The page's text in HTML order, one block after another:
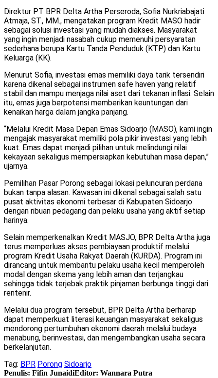
Direktur PT BPR Delta Artha Perseroda, Sofia Nurkriabajati
Atmaja, ST., MM., mengatakan program Kredit MASO hadir
sebagai solusi investasi yang mudah diakses. Masyarakat
yang ingin menjadi nasabah cukup memenuhi persyaratan
sederhana berupa Kartu Tanda Penduduk (KTP) dan Kartu
Keluarga (KK).
Menurut Sofia, investasi emas memiliki daya tarik tersendiri
karena dikenal sebagai instrumen safe haven yang relatif
stabil dan mampu menjaga nilai aset dari tekanan inflasi. Selain
itu, emas juga berpotensi memberikan keuntungan dari
kenaikan harga dalam jangka panjang.
“Melalui Kredit Masa Depan Emas Sidoarjo (MASO), kami ingin
mengajak masyarakat memiliki pola pikir investasi yang lebih
kuat. Emas dapat menjadi pilihan untuk melindungi nilai
kekayaan sekaligus mempersiapkan kebutuhan masa depan,”
ujarnya.
Pemilihan Pasar Porong sebagai lokasi peluncuran perdana
bukan tanpa alasan. Kawasan ini dikenal sebagai salah satu
pusat aktivitas ekonomi terbesar di Kabupaten Sidoarjo
dengan ribuan pedagang dan pelaku usaha yang aktif setiap
harinya.
Selain memperkenalkan Kredit MASJO, BPR Delta Artha juga
terus memperluas akses pembiayaan produktif melalui
program Kredit Usaha Rakyat Daerah (KURDA). Program ini
dirancang untuk membantu pelaku usaha kecil memperoleh
modal dengan skema yang lebih aman dan terjangkau
sehingga tidak terjebak praktik pinjaman berbunga tinggi dari
rentenir.
Melalui dua program tersebut, BPR Delta Artha berharap
dapat memperkuat literasi keuangan masyarakat sekaligus
mendorong pertumbuhan ekonomi daerah melalui budaya
menabung, berinvestasi, dan mengembangkan usaha secara
berkelanjutan.
Tag: BPR Porong Sidoarjo
Penulis: Fifin JunaidiEditor: Wannara Putra